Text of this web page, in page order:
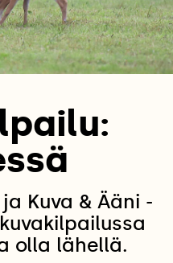
Kuva & Ääni -
olla lähellä.